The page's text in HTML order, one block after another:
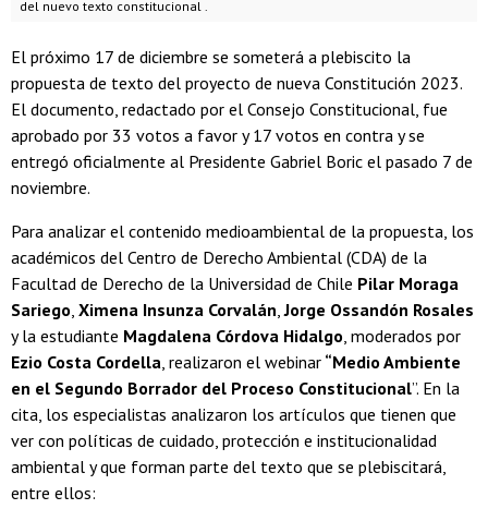
del nuevo texto constitucional .
El próximo 17 de diciembre se someterá a plebiscito la
propuesta de texto del proyecto de nueva Constitución 2023.
El documento, redactado por el Consejo Constitucional, fue
aprobado por 33 votos a favor y 17 votos en contra y se
entregó oficialmente al Presidente Gabriel Boric el pasado 7 de
noviembre.
Para analizar el contenido medioambiental de la propuesta, los
académicos del Centro de Derecho Ambiental (CDA) de la
Facultad de Derecho de la Universidad de Chile Pilar Moraga
Sariego, Ximena Insunza Corvalán,Jorge Ossandón Rosales
y la estudiante Magdalena Córdova Hidalgo, moderados por
Ezio Costa Cordella, realizaron el webinar “Medio Ambiente
en el Segundo Borrador del Proceso Constitucional”. En la
cita, los especialistas analizaron los artículos que tienen que
ver con políticas de cuidado, protección e institucionalidad
ambiental y que forman parte del texto que se plebiscitará,
entre ellos: